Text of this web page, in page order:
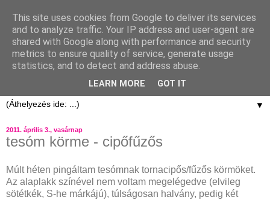
▼
2011. április 3., vasárnap
tesóm körme - cipőfűzős
Múlt héten pingáltam tesómnak tornacipős/fűzős körmöket.
Az alaplakk színével nem voltam megelégedve (elvileg
sötétkék, S-he márkájú), túlságosan halvány, pedig két
This site uses cookies from Google to deliver its services
and to analyze traffic. Your IP address and user-agent are
shared with Google along with performance and security
metrics to ensure quality of service, generate usage
statistics, and to detect and address abuse.
LEARN MORE GOT IT